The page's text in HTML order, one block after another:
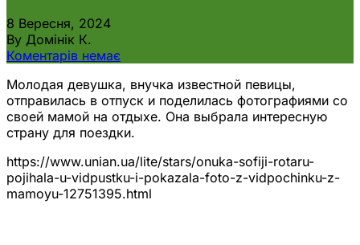
8 Вересня, 2024
By Домінік К.
Коментарів немає
Молодая девушка, внучка известной певицы,
отправилась в отпуск и поделилась фотографиями со
своей мамой на отдыхе. Она выбрала интересную
страну для поездки.
https://www.unian.ua/lite/stars/onuka-sofiji-rotaru-
pojihala-u-vidpustku-i-pokazala-foto-z-vidpochinku-z-
mamoyu-12751395.html